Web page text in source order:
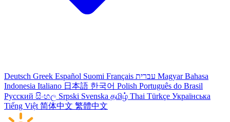
Deutsch Greek Español Suomi Français עברית Magyar Bahasa
Indonesia Italiano 日本語 한국어 Polish Português do Brasil
Русский සිංහල Srpski Svenska தமிழ் Thai Türkçe Українська
Tiếng Việt 简体中文 繁體中文
Navigation überspringen